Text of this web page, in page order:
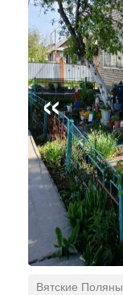
«
Вятские Поляны